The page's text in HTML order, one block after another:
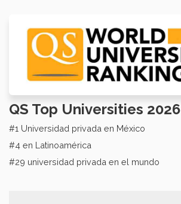
QS Top Universities 2026
#1 Universidad privada en México
#4 en Latinoamérica
#29 universidad privada en el mundo